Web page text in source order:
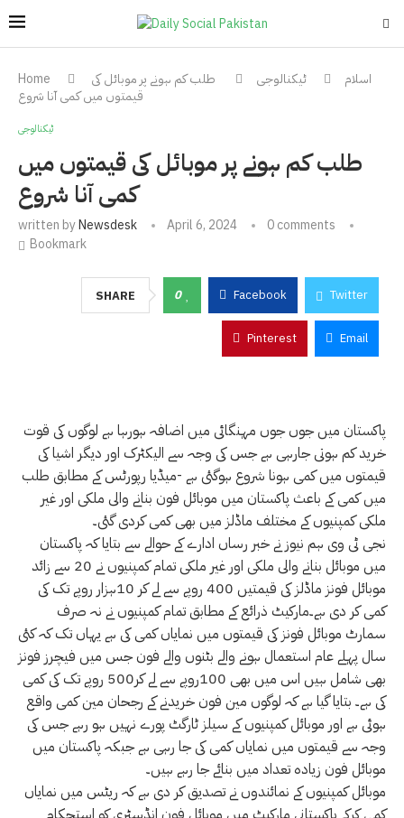
Home اسلام ٹیکنالوجی
طلب کم ہونے پر موبائل کی
قیمتوں میں کمی آنا شروع
ٹیکنالوجی
طلب کم ہونے پر موبائل کی قیمتوں میں
کمی آنا شروع
written byNewsdesk April 6, 2024
0 comments
Bookmark
SHARE 0 Facebook Twitter
Pinterest Email
پاکستان میں جوں جوں مہنگائی میں اضافہ ہورہا ہے لوگوں کی قوت
خرید کم ہوتی جارہی ہے جس کی وجہ سے الیکٹرک اور دیگر اشیا کی
قیمتوں میں کمی ہونا شروع ہوگئی ہے -میڈیا رپورٹس کے مطابق طلب
میں کمی کے باعث پاکستان میں موبائل فون بنانے والی ملکی اور غیر
ملکی کمپنیوں کے مختلف ماڈلز میں بھی کمی کردی گئی۔
نجی ٹی وی ہم نیوز نے خبر رساں ادارے کے حوالے سے بتایا کہ پاکستان
میں موبائل بنانے والی ملکی اور غیر ملکی تمام کمپنیوں نے 20 سے زائد
موبائل فونز ماڈلز کی قیمتیں 400 روپے سے لے کر 10ہزار روپے تک کی
کمی کر دی ہے۔مارکیٹ ذرائع کے مطابق تمام کمپنیوں نے نہ صرف
سمارٹ موبائل فونز کی قیمتوں میں نمایاں کمی کی ہے یہاں تک کہ کئی
سال پہلے عام استعمال ہونے والے بٹنوں والے فون جس میں فیچرز فونز
بھی شامل ہیں اس میں بھی 100روپے سے لے کر500 روپے تک کی کمی
کی ہے۔ بتایا گیا ہے کہ لوگوں مین فون خریدنے کے رجحان مین کمی واقع
ہوئی ہے اور موبائل کمپنیوں کے سیلز ٹارگٹ پورے نہیں ہو رہے جس کی
وجہ سے قیمتوں میں نمایاں کمی کی جا رہی ہے جبکہ پاکستان میں
موبائل فون زیادہ تعداد میں بنائے جا رہے ہیں۔
موبائل کمپنیوں کے نمائندوں نے تصدیق کر دی ہے کہ ریٹس میں نمایاں